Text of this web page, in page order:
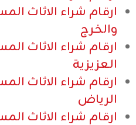
ارقام شراء الاثاث
والخرج
ارقام شراء الاثاث
العزيزية
ارقام شراء الاثاث
الرياض
ارقام شراء الاثاث